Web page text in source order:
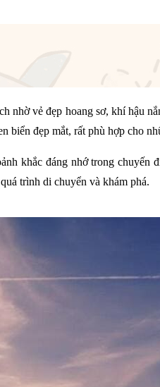
vẻ đẹp hoang sơ, khí hậu
đẹp mắt, rất phù hợp cho
khắc đáng nhớ trong
trình di chuyển và khám phá.